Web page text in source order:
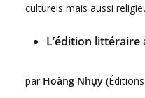
culturels mais aussi
L’édition littéraire
par Hoàng Nhụy